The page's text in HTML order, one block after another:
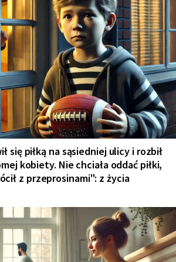
się piłką na sąsiedniej ulicy i rozbił
kobiety. Nie chciała oddać piłki,
z przeprosinami": z życia